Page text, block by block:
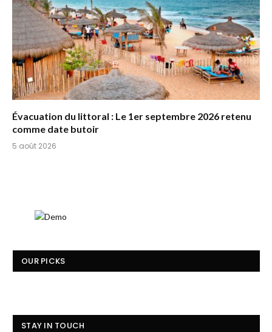
Évacuation du littoral : Le 1er septembre 2026 retenu
comme date butoir
5 août 2026
OUR PICKS
STAY IN TOUCH